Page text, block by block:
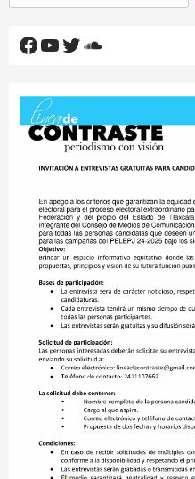
Facebook
YouTube
Twitter
SoundCloud